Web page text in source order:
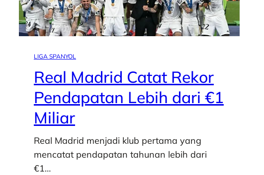
LIGA SPANYOL
Real Madrid Catat Rekor
Pendapatan Lebih dari €1
Miliar
Real Madrid menjadi klub pertama yang
mencatat pendapatan tahunan lebih dari
€1…